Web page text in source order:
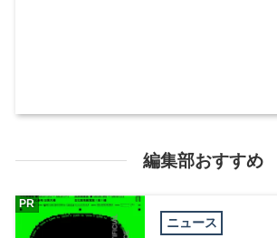
編集部おすすめ
ニュース
PR